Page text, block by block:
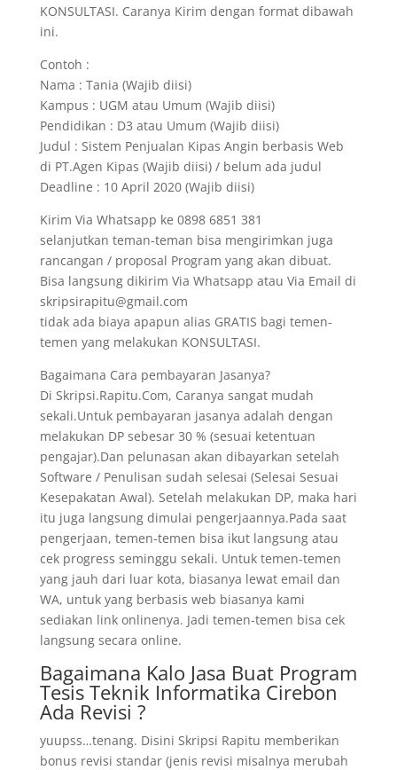
KONSULTASI. Caranya Kirim dengan format dibawah
ini.
Contoh :
Nama : Tania (Wajib diisi)
Kampus : UGM atau Umum (Wajib diisi)
Pendidikan : D3 atau Umum (Wajib diisi)
Judul : Sistem Penjualan Kipas Angin berbasis Web
di PT.Agen Kipas (Wajib diisi) / belum ada judul
Deadline : 10 April 2020 (Wajib diisi)
Kirim Via Whatsapp ke 0898 6851 381
selanjutkan teman-teman bisa mengirimkan juga
rancangan / proposal Program yang akan dibuat.
Bisa langsung dikirim Via Whatsapp atau Via Email di
skripsirapitu@gmail.com
tidak ada biaya apapun alias GRATIS bagi temen-
temen yang melakukan KONSULTASI.
Bagaimana Cara pembayaran Jasanya?
Di Skripsi.Rapitu.Com, Caranya sangat mudah
sekali.Untuk pembayaran jasanya adalah dengan
melakukan DP sebesar 30 % (sesuai ketentuan
pengajar).Dan pelunasan akan dibayarkan setelah
Software / Penulisan sudah selesai (Selesai Sesuai
Kesepakatan Awal). Setelah melakukan DP, maka hari
itu juga langsung dimulai pengerjaannya.Pada saat
pengerjaan, temen-temen bisa ikut langsung atau
cek progress seminggu sekali. Untuk temen-temen
yang jauh dari luar kota, biasanya lewat email dan
WA, untuk yang berbasis web biasanya kami
sediakan link onlinenya. Jadi temen-temen bisa cek
langsung secara online.
Bagaimana Kalo Jasa Buat Program
Tesis Teknik Informatika Cirebon
Ada Revisi ?
yuupss…tenang. Disini Skripsi Rapitu memberikan
bonus revisi standar (jenis revisi misalnya merubah